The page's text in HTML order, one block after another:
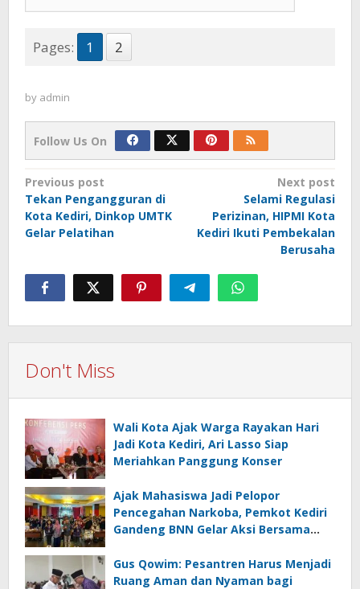
Pages: 1 2
by admin
Follow Us On
Post
navigation
Previous post
Tekan Pengangguran di
Kota Kediri, Dinkop UMTK
Gelar Pelatihan
Next post
Selami Regulasi
Perizinan, HIPMI Kota
Kediri Ikuti Pembekalan
Berusaha
Don't Miss
Wali Kota Ajak Warga Rayakan Hari
Jadi Kota Kediri, Ari Lasso Siap
Meriahkan Panggung Konser
Ajak Mahasiswa Jadi Pelopor
Pencegahan Narkoba, Pemkot Kediri
Gandeng BNN Gelar Aksi Bersama
Gus Qowim: Pesantren Harus Menjadi
Ruang Aman dan Nyaman bagi